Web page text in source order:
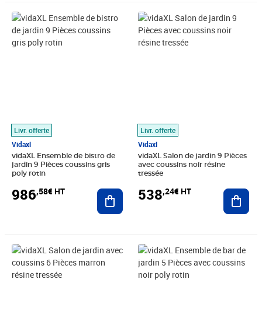
Livr. offerte
Vidaxl
vidaXL Ensemble de bistro de
jardin 9 Pièces coussins gris
poly rotin
986,58€ HT
Prix 986,58€ HT
Ajouter au panier
Livr. offerte
Vidaxl
vidaXL Salon de jardin 9 Pièces
avec coussins noir résine
tressée
538,24€ HT
Prix 538,24€ HT
Prix 294,08€ HT Prix 298,26€ HT